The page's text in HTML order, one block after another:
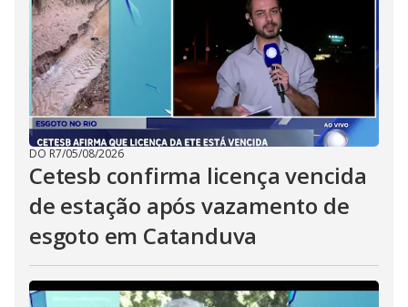
DO R7/05/08/2026
Cetesb confirma licença vencida
de estação após vazamento de
esgoto em Catanduva